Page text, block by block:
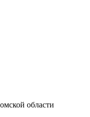
области